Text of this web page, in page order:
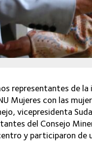
representantes de
Mujeres con las
vicepresidenta
del Consejo
y participaron de